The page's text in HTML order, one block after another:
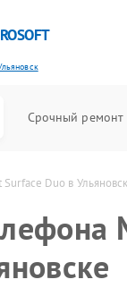
Срочный ремонт
Duo в